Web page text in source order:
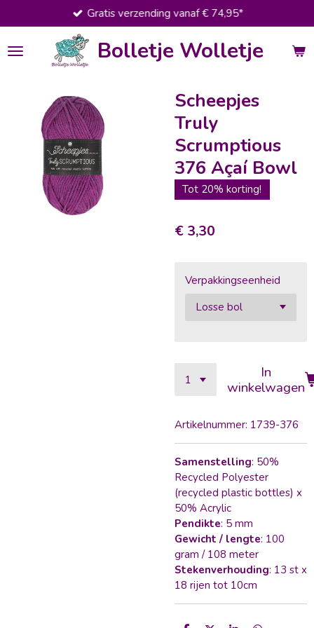
direct
naar
de
Bolletje Wolletje
Gratis verzending vanaf € 74,95*
Scheepjes
Truly
Scrumptious
376 Açaí Bowl
Tot 20% korting!
€ 3,30
Verpakkingseenheid
In
winkelwagen
Artikelnummer: 1739-376
Samenstelling: 50%
Recycled Polyester
(recycled plastic bottles) x
50% Acrylic
Pendikte: 5 mm
Gewicht / lengte: 100
gram / 108 meter
Stekenverhouding: 13 st x
18 rijen tot 10cm